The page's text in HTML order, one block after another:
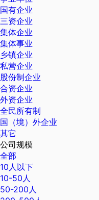
国有企业
三资企业
集体企业
集体事业
乡镇企业
私营企业
股份制企业
合资企业
外资企业
全民所有制
国（境）外企业
其它
公司规模
全部
10人以下
10-50人
50-200人